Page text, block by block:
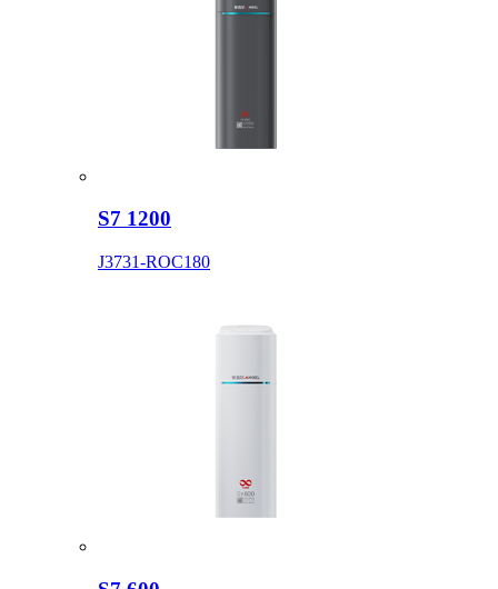
S7 1200
J3731-ROC180